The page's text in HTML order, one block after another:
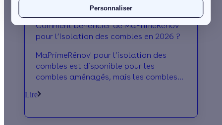
Personnaliser
Comment bénéficier de MaPrimeRénov'
pour l’isolation des combles en 2026 ?
MaPrimeRénov' pour l’isolation des
combles est disponible pour les
combles aménagés, mais les combles
les conditions et les montants de l’aide.
Lire